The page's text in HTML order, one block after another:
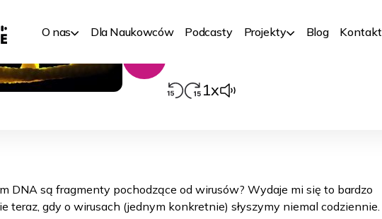
O nas Dla Naukowców Podcasty Projekty Blog Kontakt
00:00
1x
DNA są fragmenty pochodzące od wirusów? Wydaje mi się to bardzo
teraz, gdy o wirusach (jednym konkretnie) słyszymy niemal codziennie.